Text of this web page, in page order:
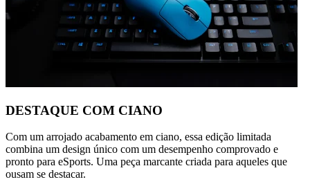
DESTAQUE COM CIANO
Com um arrojado acabamento em ciano, essa edição limitada
combina um design único com um desempenho comprovado e
pronto para eSports. Uma peça marcante criada para aqueles que
ousam se destacar.